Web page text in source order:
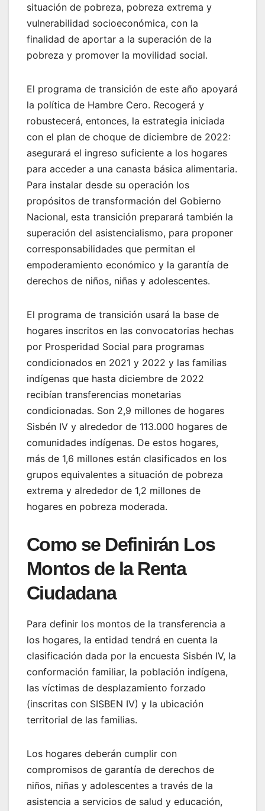
situación de pobreza, pobreza extrema y
vulnerabilidad socioeconómica, con la
finalidad de aportar a la superación de la
pobreza y promover la movilidad social.
El programa de transición de este año apoyará
la política de Hambre Cero. Recogerá y
robustecerá, entonces, la estrategia iniciada
con el plan de choque de diciembre de 2022:
asegurará el ingreso suficiente a los hogares
para acceder a una canasta básica alimentaria.
Para instalar desde su operación los
propósitos de transformación del Gobierno
Nacional, esta transición preparará también la
superación del asistencialismo, para proponer
corresponsabilidades que permitan el
empoderamiento económico y la garantía de
derechos de niños, niñas y adolescentes.
El programa de transición usará la base de
hogares inscritos en las convocatorias hechas
por Prosperidad Social para programas
condicionados en 2021 y 2022 y las familias
indígenas que hasta diciembre de 2022
recibían transferencias monetarias
condicionadas. Son 2,9 millones de hogares
Sisbén IV y alrededor de 113.000 hogares de
comunidades indígenas. De estos hogares,
más de 1,6 millones están clasificados en los
grupos equivalentes a situación de pobreza
extrema y alrededor de 1,2 millones de
hogares en pobreza moderada.
Como se Definirán Los
Montos de la Renta
Ciudadana
Para definir los montos de la transferencia a
los hogares, la entidad tendrá en cuenta la
clasificación dada por la encuesta Sisbén IV, la
conformación familiar, la población indígena,
las víctimas de desplazamiento forzado
(inscritas con SISBEN IV) y la ubicación
territorial de las familias.
Los hogares deberán cumplir con
compromisos de garantía de derechos de
niños, niñas y adolescentes a través de la
asistencia a servicios de salud y educación,